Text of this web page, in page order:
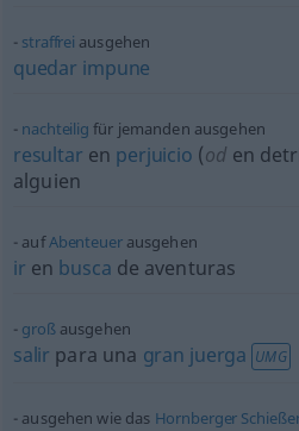
straffrei ausgehen
quedar impune
nachteilig für jemanden ausgehen
resultar en perjuicio (od en
alguien
aufAbenteuerausgehen
ir en busca de aventuras
großausgehen
salir para una gran juerga UMG
ausgehen wie das Hornberger